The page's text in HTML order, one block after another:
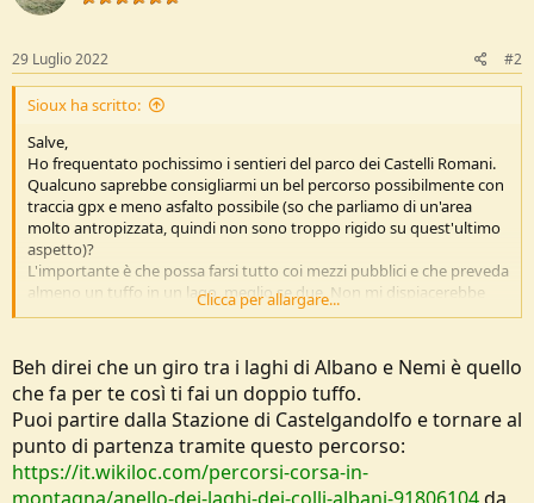
29 Luglio 2022 #2
Sioux ha scritto:
Salve,
Ho frequentato pochissimo i sentieri del parco dei Castelli Romani.
Qualcuno saprebbe consigliarmi un bel percorso possibilmente con
traccia gpx e meno asfalto possibile (so che parliamo di un'area
molto antropizzata, quindi non sono troppo rigido su quest'ultimo
aspetto)?
L'importante è che possa farsi tutto coi mezzi pubblici e che preveda
almeno un tuffo in un lago, meglio se due. Non mi dispiacerebbe
fare doppietta nei laghi di Albano e Nemi.
Clicca per allargare...
Beh direi che un giro tra i laghi di Albano e Nemi è quello
che fa per te così ti fai un doppio tuffo.
Puoi partire dalla Stazione di Castelgandolfo e tornare al
punto di partenza tramite questo percorso:
https://it.wikiloc.com/percorsi-corsa-in-